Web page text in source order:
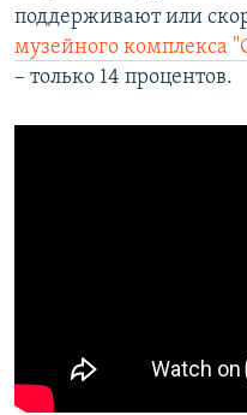
поддерживают или
музейного комплекса
– только 14 процентов.